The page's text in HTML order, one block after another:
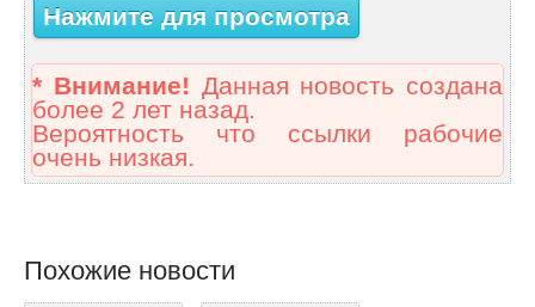
Нажмите для просмотра
* Внимание! Данная новость создана
более 2 лет назад.
Вероятность что ссылки рабочие
очень низкая.
Похожие новости